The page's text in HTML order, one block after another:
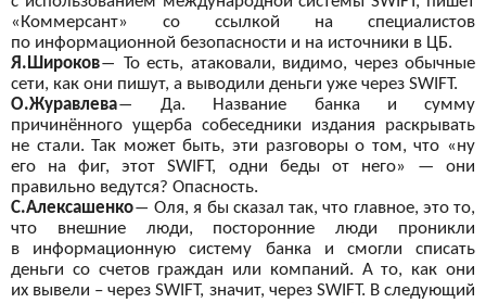
«Коммерсант» со
ссылкой на
специалистов
по информационной безопасности и на источники в ЦБ.
Я.Широков― То есть, атаковали, видимо, через обычные
сети, как они пишут, а выводили деньги уже через SWIFT.
О.Журавлева― Да. Название банка и
сумму
причинённого ущерба собеседники издания раскрывать
не стали. Так может быть, эти разговоры о том, что «ну
его на
фиг, этотSWIFT, одни беды от него»
— они
правильно ведутся? Опасность.
С.Алексашенко― Оля, я бы сказал так, что главное, это то,
что внешние люди, посторонние люди проникли
в
информационную систему банка и
смогли списать
деньги со счетов граждан или компаний. А то, как они
их вывели – черезSWIFT, значит, через SWIFT. В следующий